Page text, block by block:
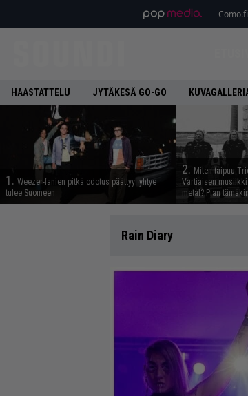
Como.fi
HAASTATTELU JYTÄKESÄ GO-GO
1. Weezer-fanien pitkä odotus päättyy: yhtye
tulee Suomeen
2. Miten taipuu
Vartiaisen
metal? Pian
Rain Diary